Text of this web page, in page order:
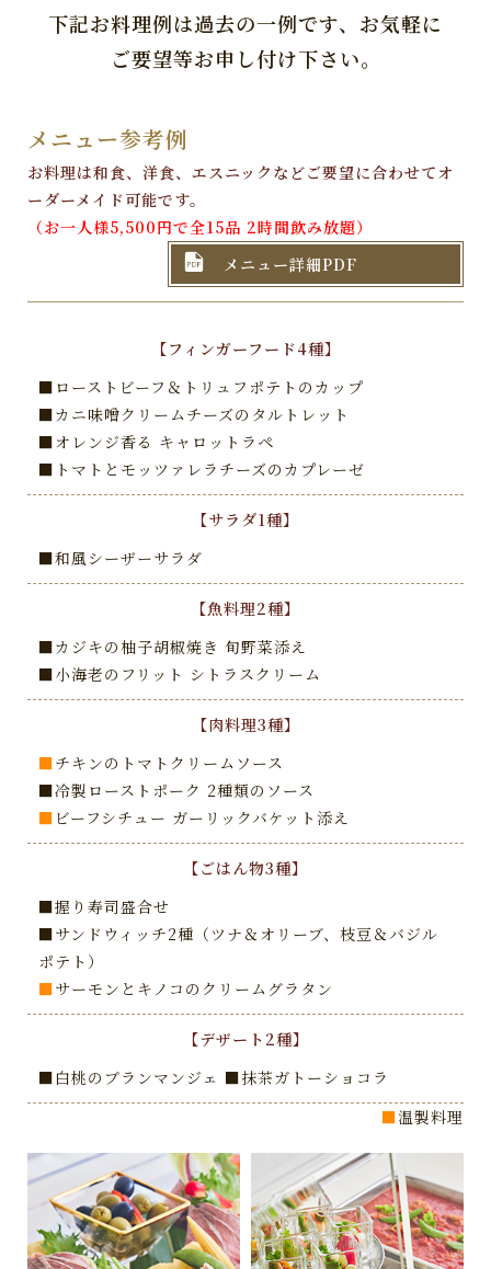
下記お料理例は過去の一例です、お気軽に
ご要望等お申し付け下さい。
メニュー参考例
お料理は和食、洋食、エスニックなどご要望に合わせてオ
ーダーメイド可能です。
（お一人様5,500円で全15品 2時間飲み放題）
 メニュー詳細PDF
【フィンガーフード4種】
■ローストビーフ＆トリュフポテトのカップ
■カニ味噌クリームチーズのタルトレット
■オレンジ香る キャロットラペ
■トマトとモッツァレラチーズのカプレーゼ
【サラダ1種】
■和風シーザーサラダ
【魚料理2種】
■カジキの柚子胡椒焼き 旬野菜添え
■小海老のフリット シトラスクリーム
【肉料理3種】
■チキンのトマトクリームソース
■冷製ローストポーク 2種類のソース
■ ビーフシチュー ガーリックバケット添え
【ごはん物3種】
■握り寿司盛合せ
■サンドウィッチ2種（ツナ＆オリーブ、枝豆＆バジル
ポテト）
■サーモンとキノコのクリームグラタン
【デザート2種】
■白桃のブランマンジェ ■抹茶ガトーショコラ
■温製料理